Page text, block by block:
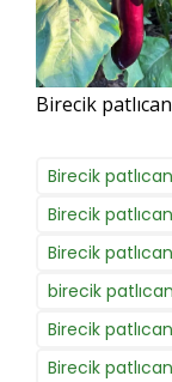
Birecik
Birecik
Birecik
Birecik
birecik
Birecik
Birecik